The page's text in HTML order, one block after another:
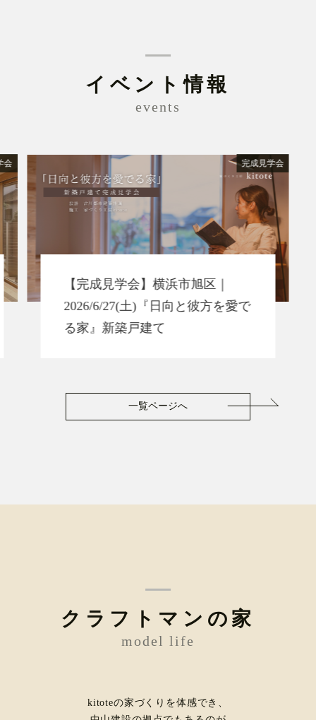
イベント情報
events
会 完成見学会
【完成見学会】横浜市旭区｜
2026/6/27(土)『日向と彼方を愛で
る家』新築戸建て
一覧ページへ
クラフトマンの家
model life
kitoteの家づくりを体感でき、